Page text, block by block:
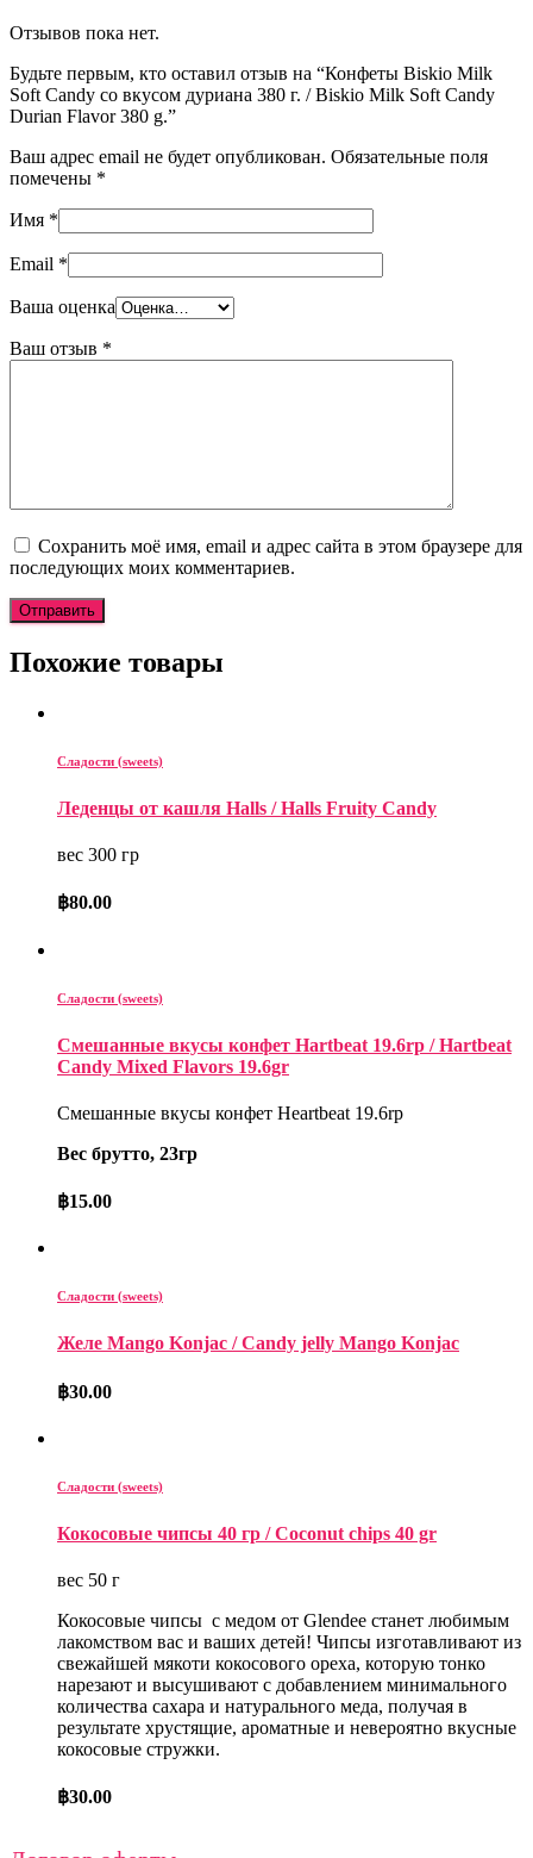
Отзывов пока нет.
Будьте первым, кто оставил отзыв на “Конфеты Biskio Milk
Soft Candy со вкусом дуриана 380 г. / Biskio Milk Soft Candy
Durian Flavor 380 g.”
Ваш адрес email не будет опубликован. Обязательные поля
помечены *
Имя *
Email *
Ваша оценка
Ваш отзыв *
Сохранить моё имя, email и адрес сайта в этом браузере для
последующих моих комментариев.
Похожие товары
Сладости (sweets)
Леденцы от кашля Halls / Halls Fruity Candy
вес 300 гр
฿80.00
Сладости (sweets)
Смешанные вкусы конфет Hartbeat 19.6rp / Hartbeat
Candy Mixed Flavors 19.6gr
Смешанные вкусы конфет Heartbeat 19.6rp
Вес брутто, 23гр
฿15.00
Сладости (sweets)
Желе Mango Konjac / Candy jelly Mango Konjac
฿30.00
Сладости (sweets)
Кокосовые чипсы 40 гр / Coconut chips 40 gr
вес 50 г
Кокосовые чипсы с медом от Glendee станет любимым
лакомством вас и ваших детей! Чипсы изготавливают из
свежайшей мякоти кокосового ореха, которую тонко
нарезают и высушивают с добавлением минимального
количества сахара и натурального меда, получая в
результате хрустящие, ароматные и невероятно вкусные
кокосовые стружки.
฿30.00